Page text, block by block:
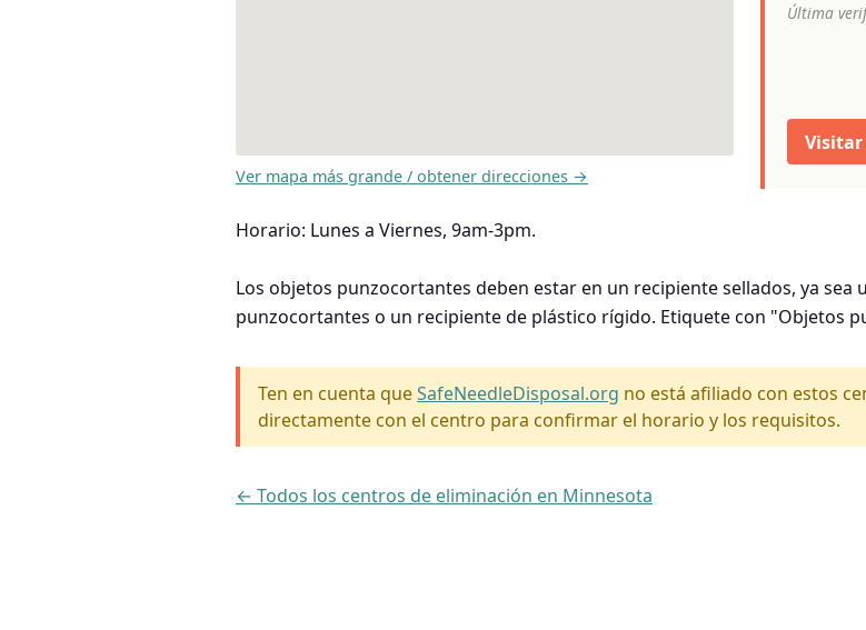
Ver mapa más grande / obtener direcciones →
Última
Horario: Lunes a Viernes, 9am-3pm.
Los objetos punzocortantes deben estar en un recipiente sellados, ya
punzocortantes o un recipiente de plástico rígido. Etiquete con "Objetos
Ten en cuenta queSafeNeedleDisposal.org no está afiliado con estos
directamente con el centro para confirmar el horario y los requisitos.
← Todos los centros de eliminación en Minnesota